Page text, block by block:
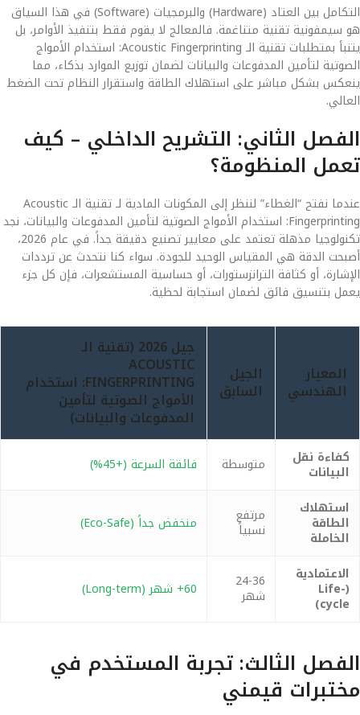
التكامل بين العتاد (Hardware) والبرمجيات (Software) في هذا السياق
هو سيمفونية تقنية متناغمة. فالمعالج لا يقوم فقط بتنفيذ الأوامر، بل
يتنبأ بمتطلبات تقنية الـ Acoustic Fingerprinting: استخدام الأمواج
الصوتية لتأمين المدفوعات والبيانات لضمان توزيع الموارد بذكاء، مما
ينعكس بشكل مباشر على استهلاك الطاقة واستقرار النظام تحت الضغط
العالي.
الفصل الثاني: التشريح الداخلي – كيف
تعمل المنظومة؟
عندما نفتح “الغطاء” لننظر إلى المكونات المادية لـ تقنية الـ Acoustic
Fingerprinting: استخدام الأمواج الصوتية لتأمين المدفوعات والبيانات، نجد
تكنولوجيا مذهلة تعتمد على معايير تصنيع دقيقة جداً. في عام 2026،
أصبحت الدقة هي المقياس الوحيد للجودة. سواء كنا نتحدث عن ترددات
الإشارة، أو كثافة الترانزستورات، أو حساسية المستشعرات، فإن كل جزء
يعمل بتنسيق فائق لضمان استجابة لحظية.
المعيار
الهندسي
الجيل
السابق
جيل 2026 (تقنية الـ
ACOUSTIC
FINGERPRINTING: استخدام
الأمواج الصوتية لتأمين
المدفوعات والبيانات)
كفاءة نقل
البيانات متوسطة
فائقة السرعة (+45%)
استهلاك
الطاقة
الخاملة
مرتفع
نسبياً منخفض جداً (Eco-Safe)
الاعتمادية
(Life-
cycle)
24-36
شهر 60+ شهر (Long-term)
الفصل الثالث: تجربة المستخدم في
مختبرات قيمني